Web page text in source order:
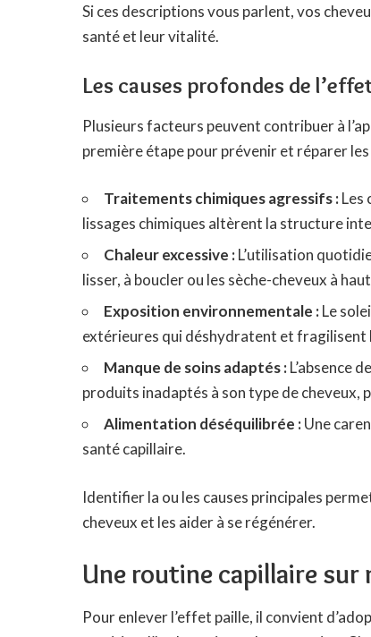
Si ces descriptions vous parlent, vos
santé et leur vitalité.
Les causes profondes de
Plusieurs facteurs peuvent contribuer à
première étape pour prévenir et réparer
Traitements chimiques agressifs :Les
lissages chimiques altèrent la structure
Chaleur excessive :L’utilisation
lisser, à boucler ou les sèche-cheveux à
Exposition environnementale :Le
extérieures qui déshydratent et fragilisent
Manque de soins adaptés :L’absence
produits inadaptés à son type de cheveux,
Alimentation déséquilibrée :Une
santé capillaire.
Identifier la ou les causes principales
cheveux et les aider à se régénérer.
Une routine capillaire sur
Pour enlever l’effet paille, il convient